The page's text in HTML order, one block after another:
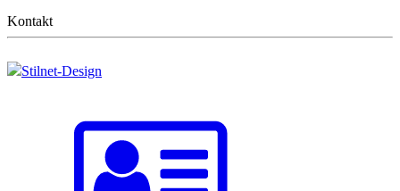
Kontakt
Stilnet-Design